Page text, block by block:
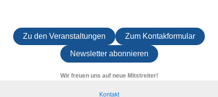
Zu den Veranstaltungen Zum Kontakformular
Newsletter abonnieren
Wir freuen uns auf neue Mitstreiter!
Kontakt